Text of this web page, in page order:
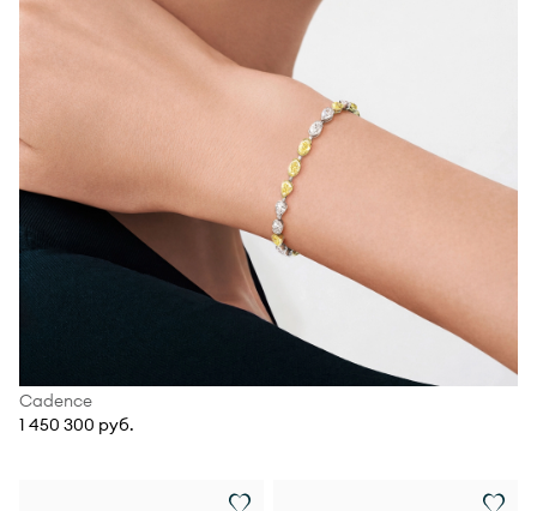
Cadence
1 450 300 руб.